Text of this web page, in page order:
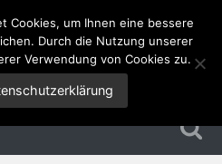
Jobs
Cookies, um Ihnen eine bessere
Durch die Nutzung unserer
Verwendung von Cookies zu.